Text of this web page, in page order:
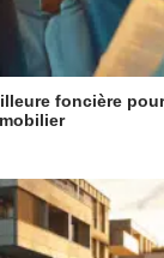
foncière